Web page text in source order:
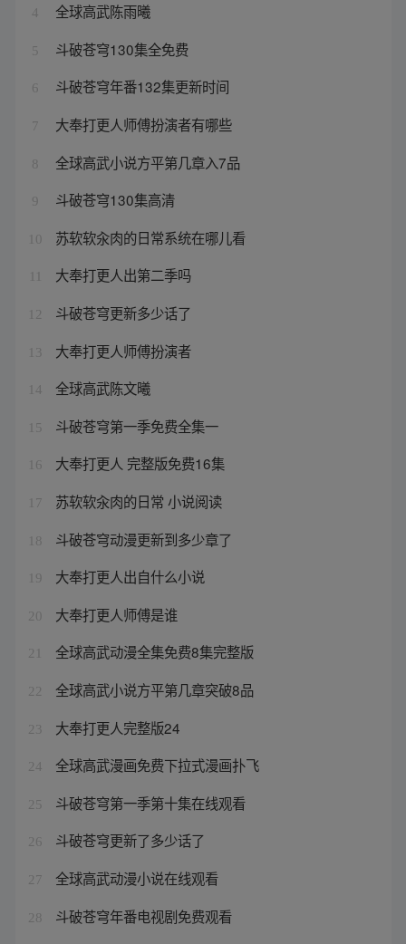
4 全球高武陈雨曦
5 斗破苍穹130集全免费
6 斗破苍穹年番132集更新时间
7 大奉打更人师傅扮演者有哪些
8 全球高武小说方平第几章入7品
9 斗破苍穹130集高清
10 苏软软汆肉的日常系统在哪儿看
大奉打更人出第二季吗
12 斗破苍穹更新多少话了
13 大奉打更人师傅扮演者
14 全球高武陈文曦
15 斗破苍穹第一季免费全集一
16 大奉打更人 完整版免费16集
17 苏软软汆肉的日常 小说阅读
18 斗破苍穹动漫更新到多少章了
19 大奉打更人出自什么小说
20 大奉打更人师傅是谁
21 全球高武动漫全集免费8集完整版
22 全球高武小说方平第几章突破8品
23 大奉打更人完整版24
24 全球高武漫画免费下拉式漫画扑飞
25 斗破苍穹第一季第十集在线观看
26 斗破苍穹更新了多少话了
27 全球高武动漫小说在线观看
28
斗破苍穹年番电视剧免费观看